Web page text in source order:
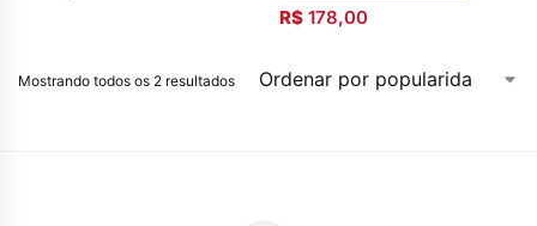
R$ 178,00
Mostrando todos os 2 resultados